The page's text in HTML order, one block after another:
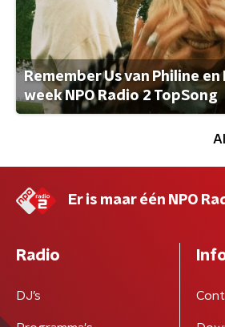
Remember Us van Philine
week NPO Radio 2 TopSong
Er is maar één NPO
Radio
DJ’s